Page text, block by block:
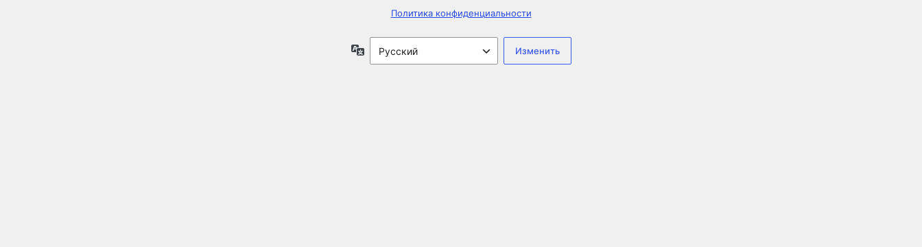
Политика конфиденциальности
Язык